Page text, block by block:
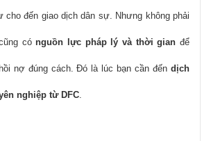
cho đến giao dịch dân sự. Nhưng không phải
cónguồn lực pháp lý và thời gian để
nợ đúng cách. Đó là lúc bạn cần đến dịch
nghiệp từ DFC.